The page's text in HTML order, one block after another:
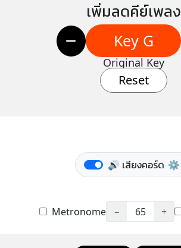
เพิ่มลดคีย์เพลง
Key G
Original Key
Reset
🔊 เสียงคอร์ด ⚙️
Metronome − 65 +